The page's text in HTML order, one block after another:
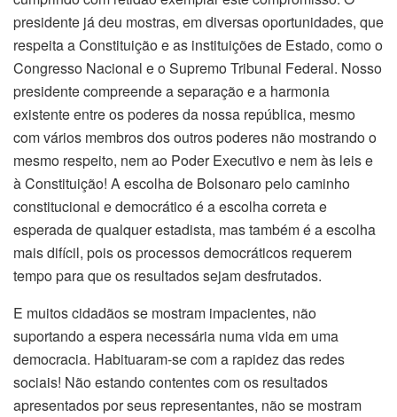
presidente já deu mostras, em diversas oportunidades, que
respeita a Constituição e as instituições de Estado, como o
Congresso Nacional e o Supremo Tribunal Federal. Nosso
presidente compreende a separação e a harmonia
existente entre os poderes da nossa república, mesmo
com vários membros dos outros poderes não mostrando o
mesmo respeito, nem ao Poder Executivo e nem às leis e
à Constituição! A escolha de Bolsonaro pelo caminho
constitucional e democrático é a escolha correta e
esperada de qualquer estadista, mas também é a escolha
mais difícil, pois os processos democráticos requerem
tempo para que os resultados sejam desfrutados.
E muitos cidadãos se mostram impacientes, não
suportando a espera necessária numa vida em uma
democracia. Habituaram-se com a rapidez das redes
sociais! Não estando contentes com os resultados
apresentados por seus representantes, não se mostram